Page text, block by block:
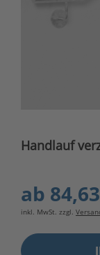
Handlauf
ab
inkl. MwSt. zzgl.